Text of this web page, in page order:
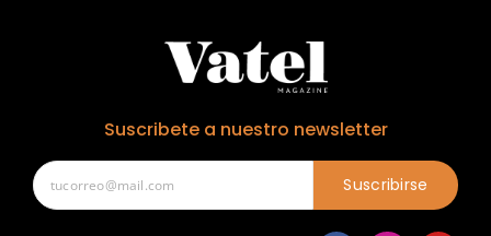
Suscribete a nuestro newsletter
Suscribirse